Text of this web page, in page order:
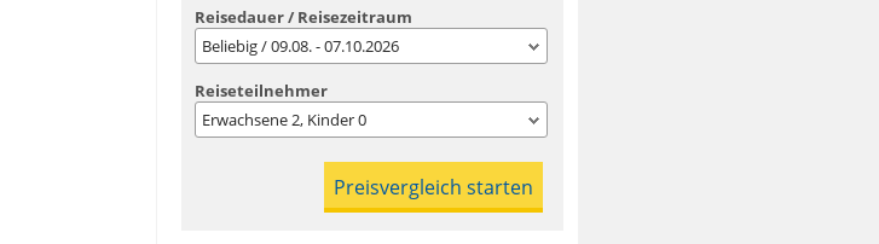
Reisedauer / Reisezeitraum
Beliebig / 09.08. - 07.10.2026
Reiseteilnehmer
Erwachsene2, Kinder0